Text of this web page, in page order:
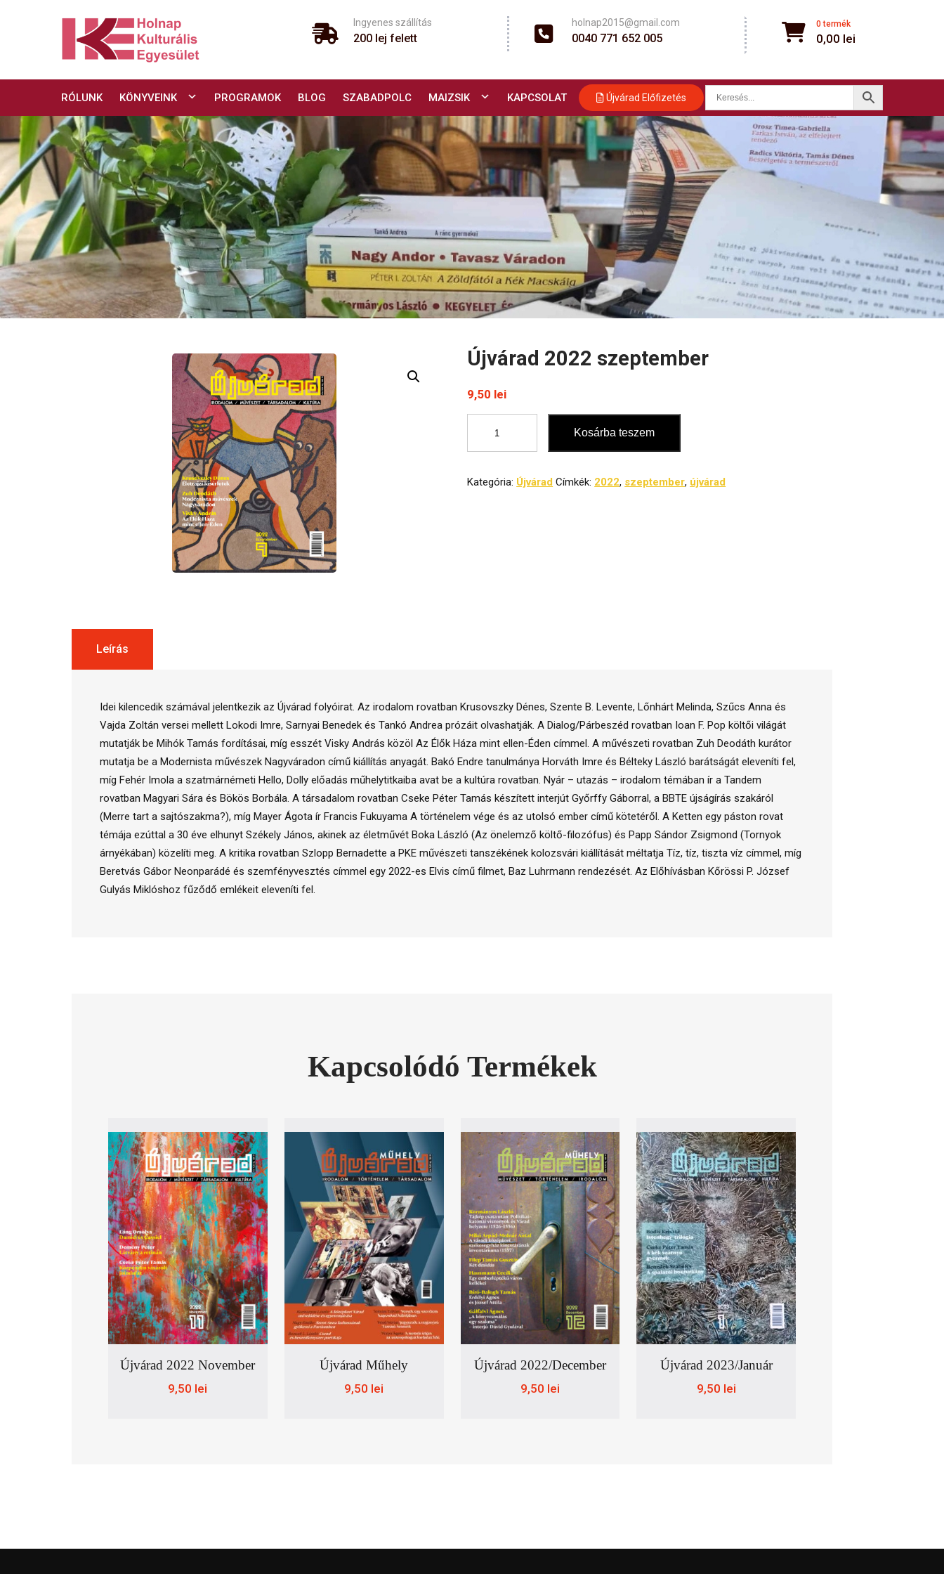
Ingyenes szállítás
200 lej felett
holnap2015@gmail.com
0040 771 652 005
0 termék
0,00 lei
RÓLUNK KÖNYVEINK PROGRAMOK BLOG SZABADPOLC MAIZSIK KAPCSOLAT Újvárad Előfizetés
Újvárad 2022 szeptember
9,50 lei
mennyiség
Kosárba teszem
Kategória: Újvárad Címkék: 2022, szeptember, újvárad
Leírás
Idei kilencedik számával jelentkezik az Újvárad folyóirat. Az irodalom rovatban Krusovszky Dénes, Szente B. Levente, Lőnhárt Melinda, Szűcs Anna és
Vajda Zoltán versei mellett Lokodi Imre, Sarnyai Benedek és Tankó Andrea prózáit olvashatják. A Dialog/Párbeszéd rovatban Ioan F. Pop költői világát
mutatják be Mihók Tamás fordításai, míg esszét Visky András közöl Az Élők Háza mint ellen-Éden címmel. A művészeti rovatban Zuh Deodáth kurátor
mutatja be a Modernista művészek Nagyváradon című kiállítás anyagát. Bakó Endre tanulmánya Horváth Imre és Bélteky László barátságát eleveníti fel,
míg Fehér Imola a szatmárnémeti Hello, Dolly előadás műhelytitkaiba avat be a kultúra rovatban. Nyár – utazás – irodalom témában ír a Tandem
rovatban Magyari Sára és Bökös Borbála. A társadalom rovatban Cseke Péter Tamás készített interjút Győrffy Gáborral, a BBTE újságírás szakáról
(Merre tart a sajtószakma?), míg Mayer Ágota ír Francis Fukuyama A történelem vége és az utolsó ember című kötetéről. A Ketten egy páston rovat
témája ezúttal a 30 éve elhunyt Székely János, akinek az életművét Boka László (Az önelemző költő-filozófus) és Papp Sándor Zsigmond (Tornyok
árnyékában) közelíti meg. A kritika rovatban Szlopp Bernadette a PKE művészeti tanszékének kolozsvári kiállítását méltatja Tíz, tíz, tiszta víz címmel, míg
Beretvás Gábor Neonparádé és szemfényvesztés címmel egy 2022-es Elvis című filmet, Baz Luhrmann rendezését. Az Előhívásban Kőrössi P. József
Gulyás Miklóshoz fűződő emlékeit eleveníti fel.
Kapcsolódó Termékek
Újvárad 2022 November
9,50 lei
Újvárad Műhely
9,50 lei
Újvárad 2022/december
9,50 lei
Újvárad 2023/január
9,50 lei